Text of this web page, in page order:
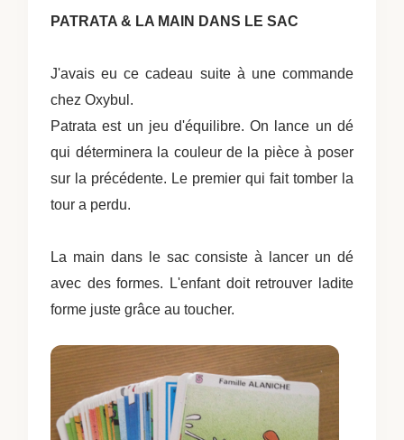
PATRATA & LA MAIN DANS LE SAC
J'avais eu ce cadeau suite à une commande
chez Oxybul.
Patrata est un jeu d'équilibre. On lance un dé
qui déterminera la couleur de la pièce à poser
sur la précédente. Le premier qui fait tomber la
tour a perdu.
La main dans le sac consiste à lancer un dé
avec des formes. L'enfant doit retrouver ladite
forme juste grâce au toucher.